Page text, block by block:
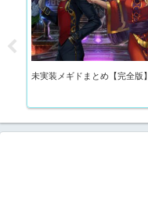
未実装メギドまとめ【完全版】